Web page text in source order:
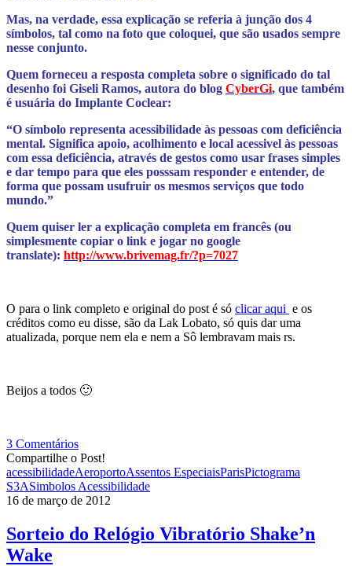
Mas, na verdade, essa explicação se referia à junção dos 4
símbolos, tal como na foto que coloquei, que são usados sempre
nesse conjunto.
Quem forneceu a resposta completa sobre o significado do tal
desenho foi Giseli Ramos, autora do blog CyberGi, que também
é usuária do Implante Coclear:
“O símbolo representa acessibilidade às pessoas com deficiência
mental. Significa apoio, acolhimento e local acessivel às pessoas
com essa deficiência, através de gestos como usar frases simples
e dar tempo para que eles posssam responder e entender, de
forma que possam usufruir os mesmos serviços que todo
mundo.”
Quem quiser ler a explicação completa em francês (ou
simplesmente copiar o link e jogar no google
translate): http://www.brivemag.fr/?p=7027
O para o link completo e original do post é só clicar aqui e os
créditos como eu disse, são da Lak Lobato, só quis dar uma
atualizada, porque nem ela e nem a Sô lembravam mais rs.
Beijos a todos 🙂
3 Comentários
Compartilhe o Post!
acessibilidadeAeroportoAssentos EspeciaisParisPictograma
S3ASimbolos Acessibilidade
16 de março de 2012
Sorteio do Relógio Vibratório Shake’n
Wake